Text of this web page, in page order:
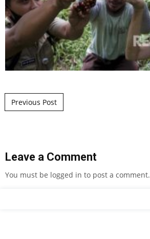
Post navigation
Previous Post
Leave a Comment
You must be logged in to post a comment.